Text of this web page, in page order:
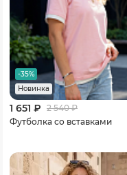
-35%
Новинка
1 651 ₽ 2 540₽
Футболка со вставками